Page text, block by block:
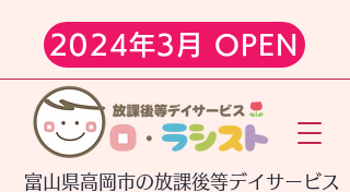
​富山県高岡市の放課後等デイサービス
2024年3月 OPEN